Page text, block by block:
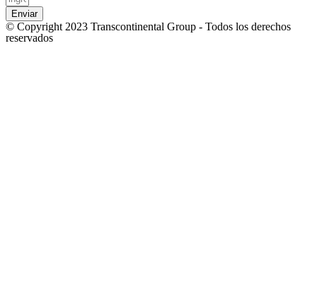
Enviar
© Copyright 2023 Transcontinental Group - Todos los derechos
reservados